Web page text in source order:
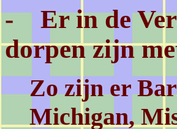
- Er in de
dorpen zijn
Zo zijn er
Michigan,